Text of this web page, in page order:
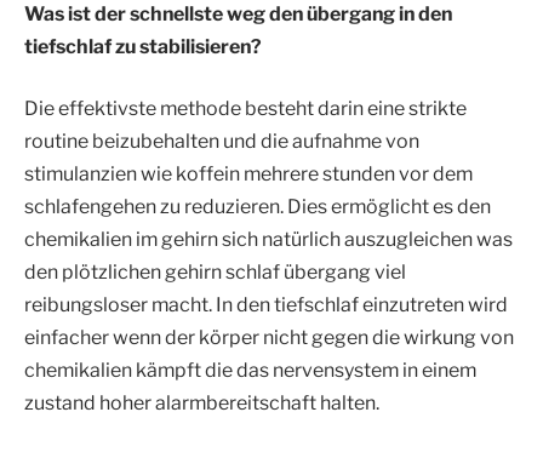
Was ist der schnellste weg den übergang in den
tiefschlaf zu stabilisieren?
Die effektivste methode besteht darin eine strikte
routine beizubehalten und die aufnahme von
stimulanzien wie koffein mehrere stunden vor dem
schlafengehen zu reduzieren. Dies ermöglicht es den
chemikalien im gehirn sich natürlich auszugleichen was
den plötzlichen gehirn schlaf übergang viel
reibungsloser macht. In den tiefschlaf einzutreten wird
einfacher wenn der körper nicht gegen die wirkung von
chemikalien kämpft die das nervensystem in einem
zustand hoher alarmbereitschaft halten.